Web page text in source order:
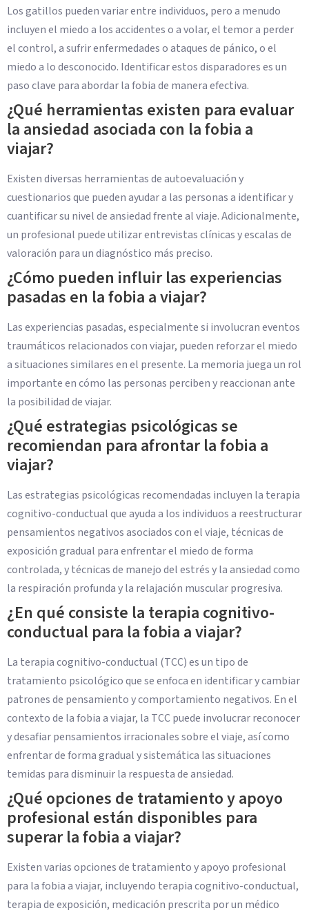
Los gatillos pueden variar entre individuos, pero a menudo
incluyen el miedo a los accidentes o a volar, el temor a perder
el control, a sufrir enfermedades o ataques de pánico, o el
miedo a lo desconocido. Identificar estos disparadores es un
paso clave para abordar la fobia de manera efectiva.
¿Qué herramientas existen para evaluar
la ansiedad asociada con la fobia a
viajar?
Existen diversas herramientas de autoevaluación y
cuestionarios que pueden ayudar a las personas a identificar y
cuantificar su nivel de ansiedad frente al viaje. Adicionalmente,
un profesional puede utilizar entrevistas clínicas y escalas de
valoración para un diagnóstico más preciso.
¿Cómo pueden influir las experiencias
pasadas en la fobia a viajar?
Las experiencias pasadas, especialmente si involucran eventos
traumáticos relacionados con viajar, pueden reforzar el miedo
a situaciones similares en el presente. La memoria juega un rol
importante en cómo las personas perciben y reaccionan ante
la posibilidad de viajar.
¿Qué estrategias psicológicas se
recomiendan para afrontar la fobia a
viajar?
Las estrategias psicológicas recomendadas incluyen la terapia
cognitivo-conductual que ayuda a los individuos a reestructurar
pensamientos negativos asociados con el viaje, técnicas de
exposición gradual para enfrentar el miedo de forma
controlada, y técnicas de manejo del estrés y la ansiedad como
la respiración profunda y la relajación muscular progresiva.
¿En qué consiste la terapia cognitivo-
conductual para la fobia a viajar?
La terapia cognitivo-conductual (TCC) es un tipo de
tratamiento psicológico que se enfoca en identificar y cambiar
patrones de pensamiento y comportamiento negativos. En el
contexto de la fobia a viajar, la TCC puede involucrar reconocer
y desafiar pensamientos irracionales sobre el viaje, así como
enfrentar de forma gradual y sistemática las situaciones
temidas para disminuir la respuesta de ansiedad.
¿Qué opciones de tratamiento y apoyo
profesional están disponibles para
superar la fobia a viajar?
Existen varias opciones de tratamiento y apoyo profesional
para la fobia a viajar, incluyendo terapia cognitivo-conductual,
terapia de exposición, medicación prescrita por un médico